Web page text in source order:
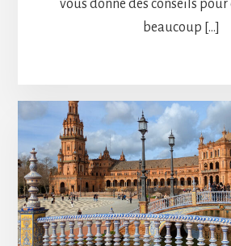
vous donne des conseils
beaucoup […]